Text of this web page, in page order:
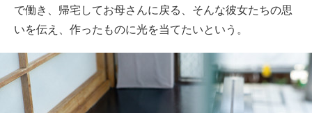
で働き、帰宅してお母さんに戻る、そんな彼女たちの思
いを伝え、作ったものに光を当てたいという。